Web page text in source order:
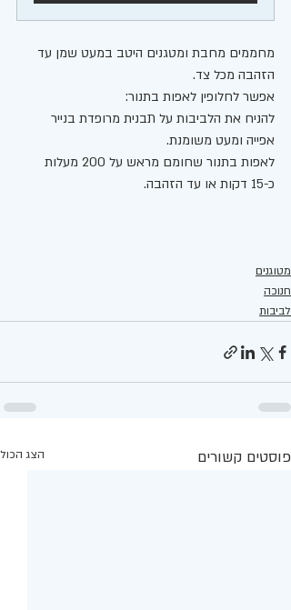
מחממים מחבת ומטגנים היטב במעט שמן עד
הזהבה מכל צד.
אפשר לחלופין לאפות בתנור:
להניח את הלביבות על תבנית מרופדת בנייר
אפייה ומעט משומנת.
לאפות בתנור שחומם מראש על 200 מעלות
כ-15 דקות או עד הזהבה.
מטוגנים
חנוכה
לביבות
פוסטים קשורים הצג הכול